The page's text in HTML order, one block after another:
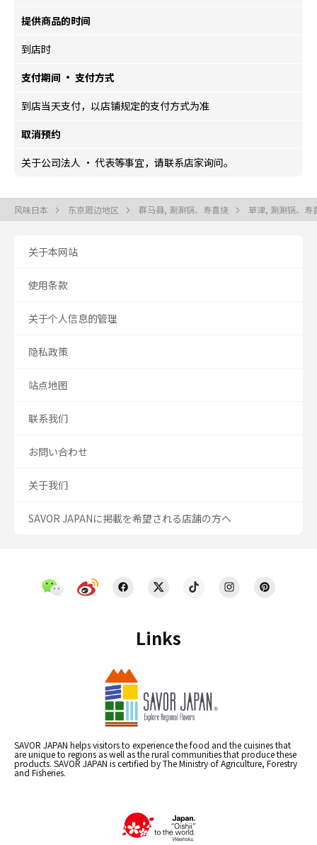
提供商品的时间
到店时
支付期间 · 支付方式
到店当天支付，以店铺规定的支付方式为准
取消预约
关于公司法人 · 代表等事宜，请联系店家询问。
风味日本 东京周边地区 群马县, 涮涮锅、寿喜烧 草津, 涮涮锅、寿
Links
SAVOR JAPAN helps visitors to experience the food and the cuisines that
are unique to regions as well as the rural communities that produce these
products. SAVOR JAPAN is certified by The Ministry of Agriculture, Forestry
and Fisheries.
关于本网站
使用条款
关于个人信息的管理
隐私政策
站点地图
联系我们
お問い合わせ
关于我们
SAVOR JAPANに掲載を希望される店舗の方へ